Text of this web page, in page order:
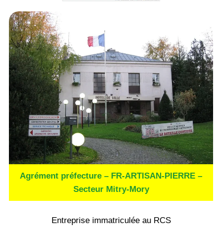
Agrément préfecture – FR-ARTISAN-PIERRE –
Secteur Mitry-Mory
Entreprise immatriculée au RCS